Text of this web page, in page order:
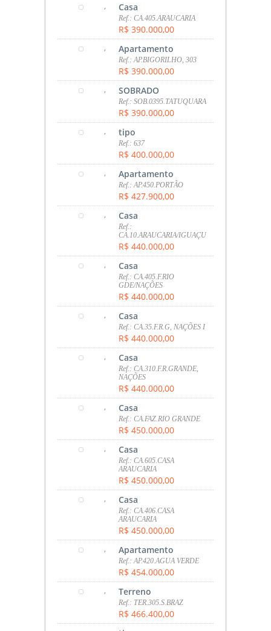
, Casa
Ref.: CA.405.ARAUCARIA
R$ 390.000,00
, Apartamento
Ref.: AP.BIGORILHO, 303
R$ 390.000,00
, SOBRADO
Ref.: SOB.0395.TATUQUARA
R$ 390.000,00
, tipo
Ref.: 637
R$ 400.000,00
, Apartamento
Ref.: AP.450.PORTÃO
R$ 427.900,00
, Casa
Ref.:
CA.10.ARAUCARIA/IGUAÇU
R$ 440.000,00
, Casa
Ref.: CA.405.F.RIO
GDE/NAÇÕES
R$ 440.000,00
, Casa
Ref.: CA.35.F.R.G, NAÇÕES I
R$ 440.000,00
, Casa
Ref.: CA.310.F.R.GRANDE,
NAÇÕES
R$ 440.000,00
, Casa
Ref.: CA.FAZ.RIO GRANDE
R$ 450.000,00
, Casa
Ref.: CA.605.CASA
ARAUCARIA
R$ 450.000,00
, Casa
Ref.: CA.406.CASA
ARAUCARIA
R$ 450.000,00
, Apartamento
Ref.: AP.420.AGUA VERDE
R$ 454.000,00
, Terreno
Ref.: TER.305.S.BRAZ
R$ 466.400,00